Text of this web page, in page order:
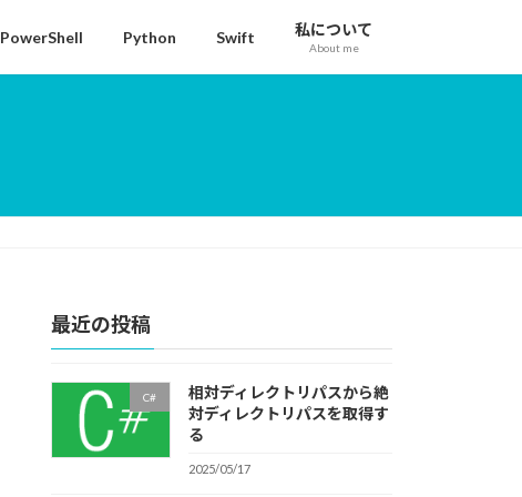
PowerShell Python Swift 私について
About me
最近の投稿
C#
相対ディレクトリパスから絶
対ディレクトリパスを取得す
る
2025/05/17